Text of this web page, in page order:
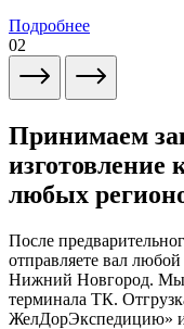
Подробнее
02
Принимаем
изготовление
любых
После
отправляете вал
Нижний Новгород. Мы
терминала ТК.
ЖелДорЭкспедицию»